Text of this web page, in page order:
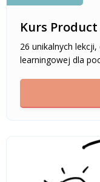
Kurs
26 unikalnych
learningowej dla